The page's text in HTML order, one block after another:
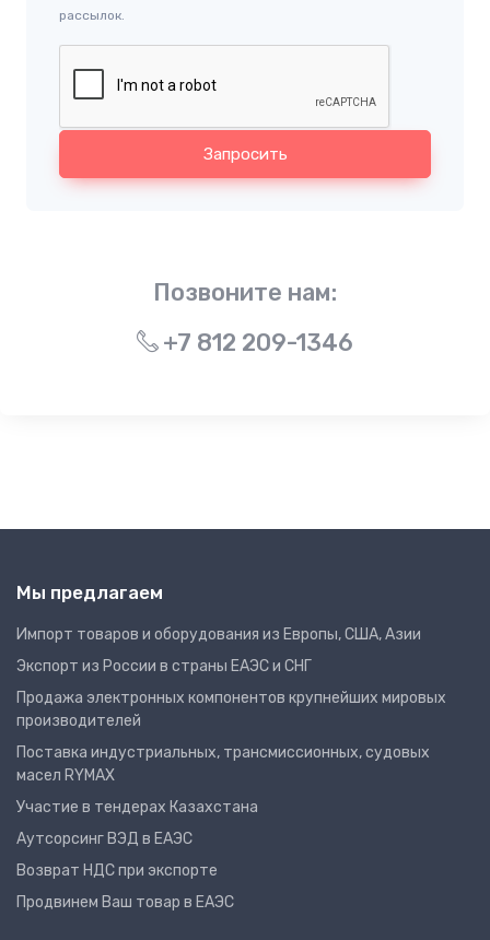
рассылок.
Запросить
Позвоните нам:
+7 812 209-1346
Мы предлагаем
Импорт товаров и оборудования из Европы, США, Азии
Экспорт из России в страны ЕАЭС и СНГ
Продажа электронных компонентов крупнейших мировых
производителей
Поставка индустриальных, трансмиссионных, судовых
масел RYMAX
Участие в тендерах Казахстана
Аутсорсинг ВЭД в ЕАЭС
Возврат НДС при экспорте
Продвинем Ваш товар в ЕАЭС